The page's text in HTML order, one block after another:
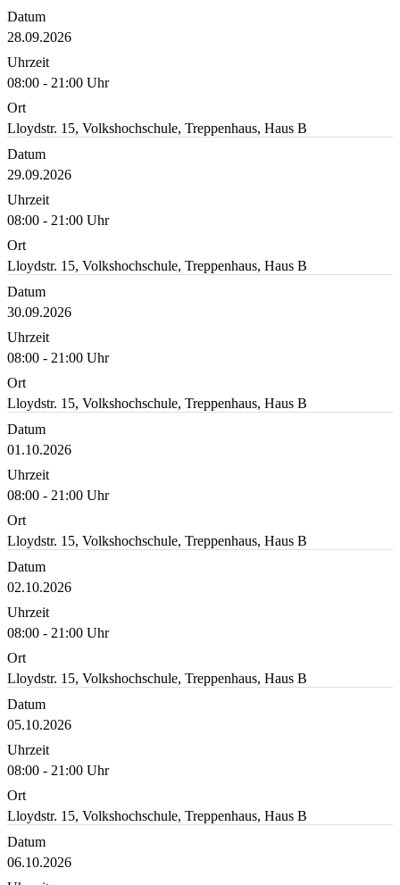
Datum
28.09.2026
Uhrzeit
08:00 - 21:00 Uhr
Ort
Lloydstr. 15, Volkshochschule, Treppenhaus, Haus B
Datum
29.09.2026
Uhrzeit
08:00 - 21:00 Uhr
Ort
Lloydstr. 15, Volkshochschule, Treppenhaus, Haus B
Datum
30.09.2026
Uhrzeit
08:00 - 21:00 Uhr
Ort
Lloydstr. 15, Volkshochschule, Treppenhaus, Haus B
Datum
01.10.2026
Uhrzeit
08:00 - 21:00 Uhr
Ort
Lloydstr. 15, Volkshochschule, Treppenhaus, Haus B
Datum
02.10.2026
Uhrzeit
08:00 - 21:00 Uhr
Ort
Lloydstr. 15, Volkshochschule, Treppenhaus, Haus B
Datum
05.10.2026
Uhrzeit
08:00 - 21:00 Uhr
Ort
Lloydstr. 15, Volkshochschule, Treppenhaus, Haus B
Datum
06.10.2026